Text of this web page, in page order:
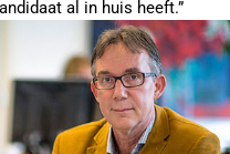
al in huis heeft.”